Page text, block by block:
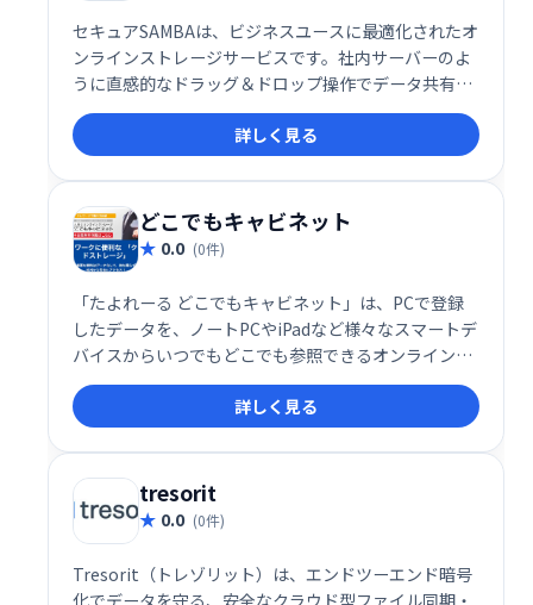
セキュアSAMBAは、ビジネスユースに最適化されたオ
ンラインストレージサービスです。社内サーバーのよ
うに直感的なドラッグ＆ドロップ操作でデータ共有が
可能で、すべてのデータ管理をブラウザ上で行えま
す。安全で効率的なデータ管理を実現し、ビジネスの
生産性向上を支援します。
詳しく見る
どこでもキャビネット
0.0 (0件)
「たよれーる どこでもキャビネット」は、PCで登録
したデータを、ノートPCやiPadなど様々なスマートデ
バイスからいつでもどこでも参照できるオンラインス
トレージサービスです。場所を選ばずデータにアクセ
スでき、業務効率の向上に貢献します。
詳しく見る
tresorit
0.0 (0件)
Tresorit（トレゾリット）は、エンドツーエンド暗号
化でデータを守る、安全なクラウド型ファイル同期・